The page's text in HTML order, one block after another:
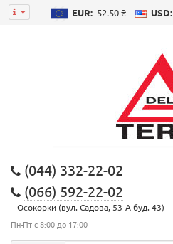
EUR: 52.50 ₴ USD:
(044) 332-22-02
(066) 592-22-02
– Осокорки (вул. Садова, 53-А буд. 43)
Пн-Пт с 8:00 до 17:00